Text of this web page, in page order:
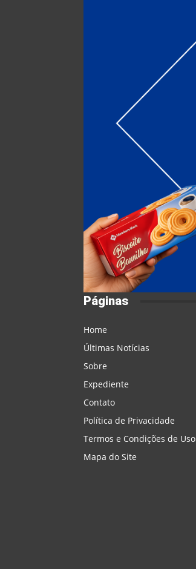
Páginas
Home
Últimas Notícias
Sobre
Expediente
Contato
Política de Privacidade
Termos e Condições de Uso
Mapa do Site